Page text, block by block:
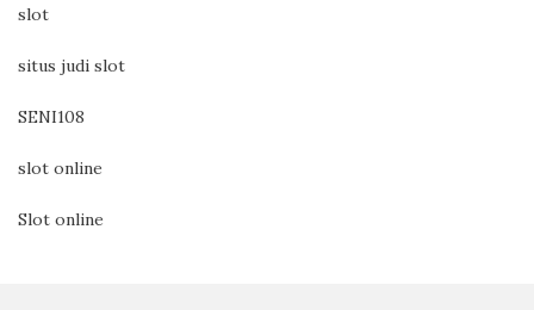
slot
situs judi slot
SENI108
slot online
Slot online